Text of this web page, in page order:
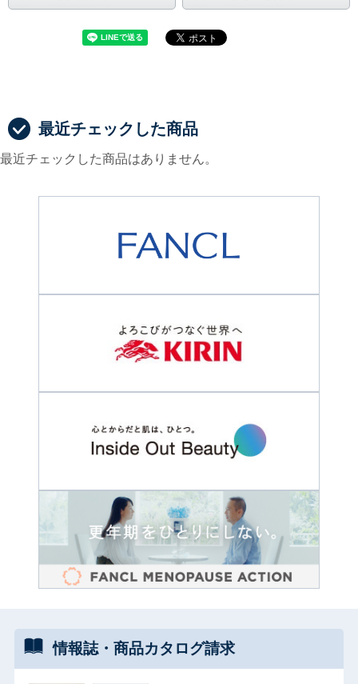
最近チェックした商品
最近チェックした商品はありません。
情報誌・ 商品カタログ請求